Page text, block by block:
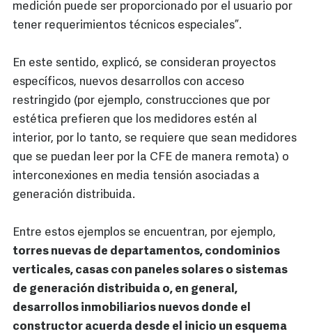
medición puede ser proporcionado por el usuario por
tener requerimientos técnicos especiales”.
En este sentido, explicó, se consideran proyectos
específicos, nuevos desarrollos con acceso
restringido (por ejemplo, construcciones que por
estética prefieren que los medidores estén al
interior, por lo tanto, se requiere que sean medidores
que se puedan leer por la CFE de manera remota) o
interconexiones en media tensión asociadas a
generación distribuida.
Entre estos ejemplos se encuentran, por ejemplo,
torres nuevas de departamentos, condominios
verticales, casas con paneles solares o sistemas
de generación distribuida o, en general,
desarrollos inmobiliarios nuevos donde el
constructor acuerda desde el inicio un esquema